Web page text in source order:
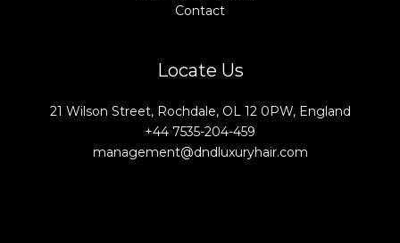
Contact
Locate Us
21 Wilson Street, Rochdale, OL 12 0PW, England
+44 7535-204-459
management@dndluxuryhair.com